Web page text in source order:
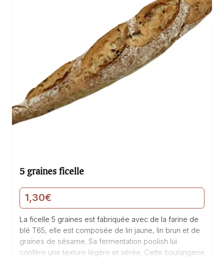
5 graines ficelle
1,30€
La ficelle 5 graines est fabriquée avec de la farine de
blé T65, elle est composée de lin jaune, lin brun et de
graines de sésame. Sa fermentation poolish lui
confère une texture légère et aérée. Cette boulangerie